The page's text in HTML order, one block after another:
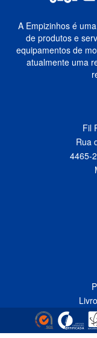
A Empizinhos é
de produtos e
equipamentos de
atualmente uma
Fil
Rua
4465-